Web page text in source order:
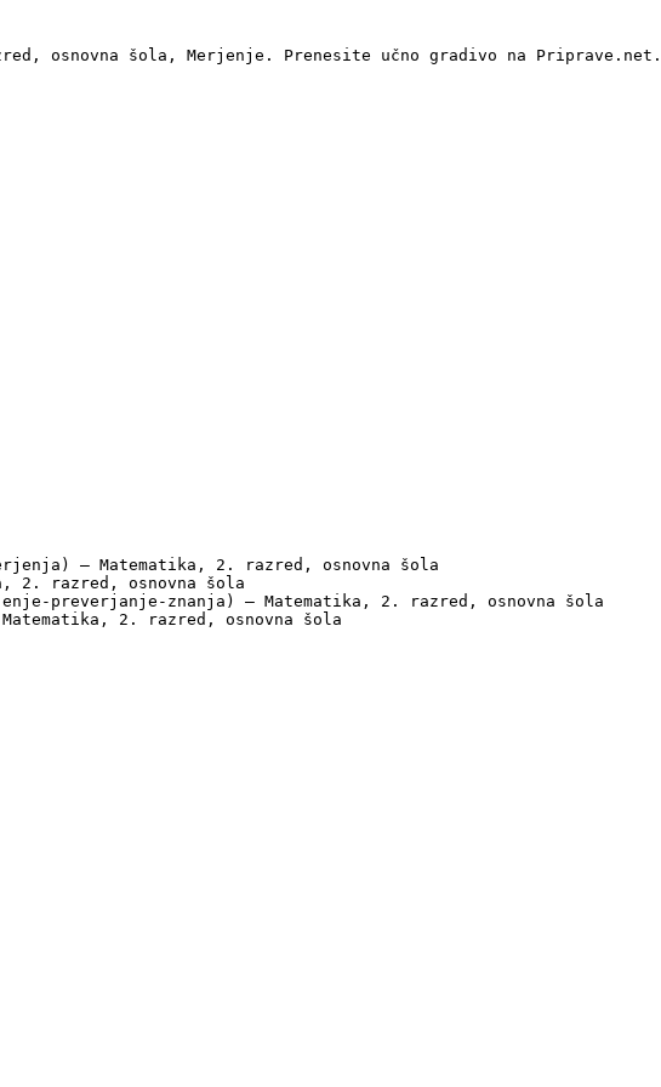
osnovna šola, Merjenje. Prenesite učno gradivo na Priprave.net.
— Matematika, 2. razred, osnovna šola
2. razred, osnovna šola
preverjanje-znanja) — Matematika, 2. razred, osnovna šola
2. razred, osnovna šola